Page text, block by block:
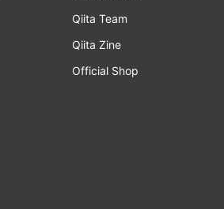
Qiita Team
Qiita Zine
Official Shop